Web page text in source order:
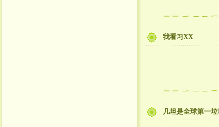
我看习XX
几坦是全球第一